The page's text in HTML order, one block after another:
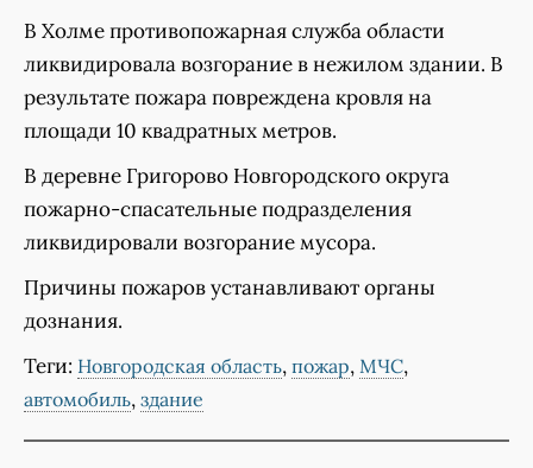
В Холме противопожарная служба области
ликвидировала возгорание в нежилом здании. В
результате пожара повреждена кровля на
площади 10 квадратных метров.
В деревне Григорово Новгородского округа
пожарно-спасательные подразделения
ликвидировали возгорание мусора.
Причины пожаров устанавливают органы
дознания.
Теги: Новгородская область, пожар, МЧС,
автомобиль, здание